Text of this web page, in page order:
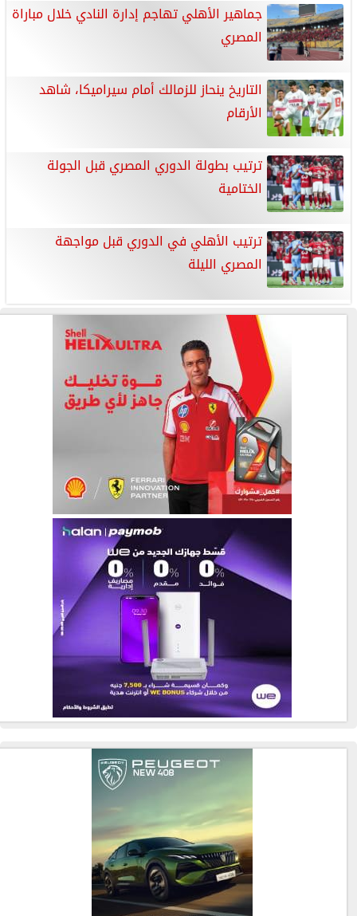
جماهير الأهلي تهاجم إدارة النادي خلال مباراة
المصري
التاريخ ينحاز للزمالك أمام سيراميكا، شاهد
الأرقام
ترتيب بطولة الدوري المصري قبل الجولة
الختامية
ترتيب الأهلي في الدوري قبل مواجهة
المصري الليلة